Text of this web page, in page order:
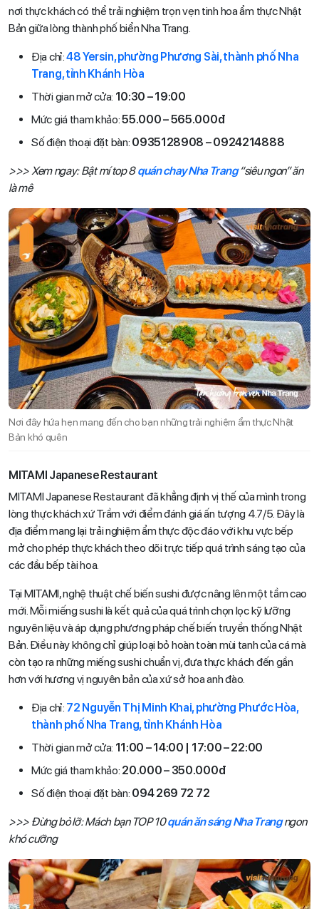
nơi thực khách có thể trải nghiệm trọn vẹn tinh hoa ẩm thực Nhật
Bản giữa lòng thành phố biển Nha Trang.
Địa chỉ:48 Yersin, phường Phương Sài, thành phố Nha
Trang, tỉnh Khánh Hòa
Thời gian mở cửa: 10:30 – 19:00
Mức giá tham khảo:55.000 – 565.000đ
Số điện thoại đặt bàn: 0935128908 – 0924214888
>>> Xem ngay: Bật mí top 8quán chay Nha Trang“siêu ngon” ăn
là mê
Nơi đây hứa hẹn mang đến cho bạn những trải nghiệm ẩm thực Nhật
Bản khó quên
MITAMI Japanese Restaurant
MITAMI Japanese Restaurant đã khẳng định vị thế của mình trong
lòng thực khách xứ Trầm với điểm đánh giá ấn tượng 4.7/5. Đây là
địa điểm mang lại trải nghiệm ẩm thực độc đáo với khu vực bếp
mở cho phép thực khách theo dõi trực tiếp quá trình sáng tạo của
các đầu bếp tài hoa.
Tại MITAMI, nghệ thuật chế biến sushi được nâng lên một tầm cao
mới. Mỗi miếng sushi là kết quả của quá trình chọn lọc kỹ lưỡng
nguyên liệu và áp dụng phương pháp chế biến truyền thống Nhật
Bản. Điều này không chỉ giúp loại bỏ hoàn toàn mùi tanh của cá mà
còn tạo ra những miếng sushi chuẩn vị, đưa thực khách đến gần
hơn với hương vị nguyên bản của xứ sở hoa anh đào.
Địa chỉ: 72 Nguyễn Thị Minh Khai, phường Phước Hòa,
thành phố Nha Trang, tỉnh Khánh Hòa
Thời gian mở cửa: 11:00 – 14:00 | 17:00 – 22:00
Mức giá tham khảo: 20.000 – 350.000đ
Số điện thoại đặt bàn: 094 269 72 72
>>> Đừng bỏ lỡ: Mách bạn TOP 10quán ăn sáng Nha Trangngon
khó cưỡng